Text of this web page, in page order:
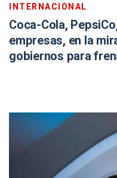
INTERNACIONAL
Coca-Cola,
empresas, en la
gobiernos para